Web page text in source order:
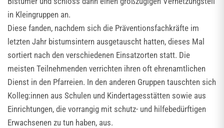
in Kleingruppen an.
Diese fanden, nachdem sich die Präventionsfachkräfte im
letzten Jahr bistumsintern ausgetauscht hatten, dieses Mal
sortiert nach den verschiedenen Einsatzorten statt. Die
meisten Teilnehmenden verrichten ihren oft ehrenamtlichen
Dienst in den Pfarreien. In den anderen Gruppen tauschten sich
Kolleg:innen aus Schulen und Kindertagesstätten sowie aus
Einrichtungen, die vorrangig mit schutz- und hilfebedürftigen
Erwachsenen zu tun haben, aus.